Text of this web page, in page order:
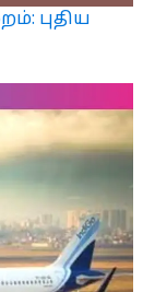
புதிய